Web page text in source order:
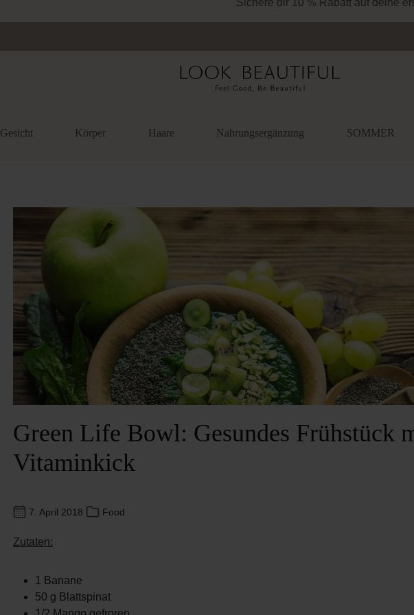
Gesicht Körper Haare Nahrungsergänzung SOMMER
Green Life Bowl: Gesundes Frühstück
Vitaminkick
7. April 2018 Food
Zutaten:
1 Banane
50 g Blattspinat